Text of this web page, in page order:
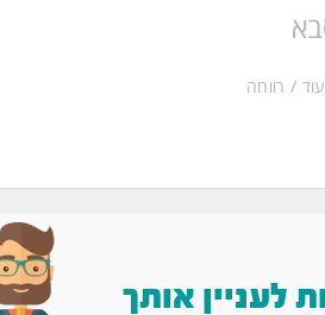
/ רווחה
לעניין אותך